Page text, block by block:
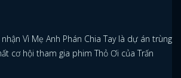
Vì Mẹ Anh Phán Chia Tay là dự án trùng
cơ hội tham gia phim Thỏ Ơi của Trấn